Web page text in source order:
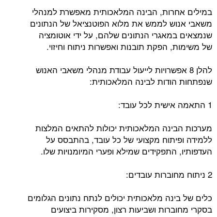
במילים אחרות, הבינה המלאכותית מאפשרת למנהלי
משאבי אנוש לממש את מלוא הפוטנציאל של הנתונים
שנמצאים במאגרי הנתונים שלהם, על ידי אוטומציה
של משימות, הפקת תובנות ואפשרות ניתוח וחיזוי.
להלן 8 אפשרויות לייעול עבודת מנהלי משאבי האנוש
שנפתחות הודות לבינה המלאכותית:
1 התאמה אישית לכל עובד:
מערכות הבינה המלאכותית יכולות להתאים המלצות
ללמידה ופיתוח מקצועי של כל עובד, בהתבסס על
העדפותיו, התפקידים שמילא ופערי המיומנויות שלו.
2 ניתוח מחוברות עובדים:
כלים של בינה מלאכותית יכולים לנתח נתונים הגלומים
בסקרי מחוברות ושביעות רצון, מסקירות ביצועים